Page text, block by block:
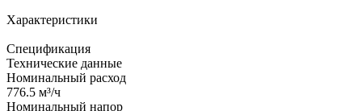
Характеристики
Спецификация
Технические данные
Номинальный расход
776.5 м³/ч
Номинальный напор